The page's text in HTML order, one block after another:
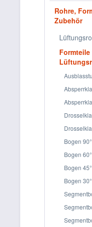
Rohre,
Zubehör
Bogen 90°
Bogen 60°
Bogen 45°
Bogen 30°